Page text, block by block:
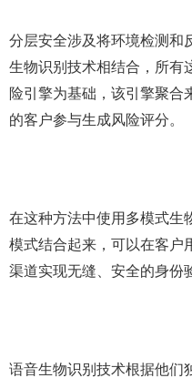
分层安全涉及将环境检测和
生物识别技术相结合，所有
险引擎为基础，该引擎聚合
的客户参与生成风险评分。
在这种方法中使用多模式生
模式结合起来，可以在客户
渠道实现无缝、安全的身份
语音生物识别技术根据他们